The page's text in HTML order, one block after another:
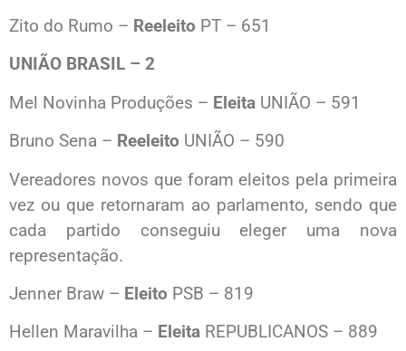
Zito do Rumo – Reeleito PT – 651
UNIÃO BRASIL – 2
Mel Novinha Produções – Eleita UNIÃO – 591
Bruno Sena – Reeleito UNIÃO – 590
Vereadores novos que foram eleitos pela primeira
vez ou que retornaram ao parlamento, sendo que
cada partido conseguiu eleger uma nova
representação.
Jenner Braw – Eleito PSB – 819
Hellen Maravilha – Eleita REPUBLICANOS – 889